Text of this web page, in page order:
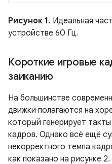
Рисунок 1. Идеальная
устройстве 60 Гц.
Короткие игровые
заиканию
На большинстве
движки полагаются на
который генерирует
кадров. Однако всё ещё
некорректного темпа
как показано на рисунке